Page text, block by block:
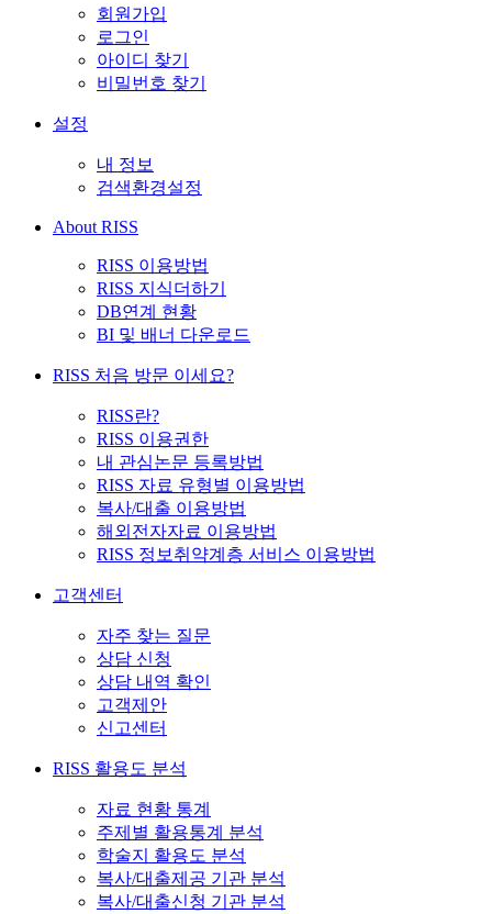
회원가입
로그인
아이디 찾기
비밀번호 찾기
설정
내 정보
검색환경설정
About RISS
RISS 이용방법
RISS 지식더하기
DB연계 현황
BI 및 배너 다운로드
RISS 처음 방문 이세요?
RISS란?
RISS 이용권한
내 관심논문 등록방법
RISS 자료 유형별 이용방법
복사/대출 이용방법
해외전자자료 이용방법
RISS 정보취약계층 서비스 이용방법
고객센터
자주 찾는 질문
상담 신청
상담 내역 확인
고객제안
신고센터
RISS 활용도 분석
자료 현황 통계
주제별 활용통계 분석
학술지 활용도 분석
복사/대출제공 기관 분석
복사/대출신청 기관 분석